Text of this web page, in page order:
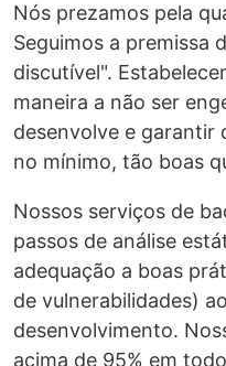
Nós prezamos pela
Seguimos a premissa
discutível".
maneira a não ser
desenvolve e garantir
no mínimo, tão boas
Nossos serviços de
passos de análise
adequação a boas
de vulnerabilidades)
desenvolvimento.
acima de 95% em